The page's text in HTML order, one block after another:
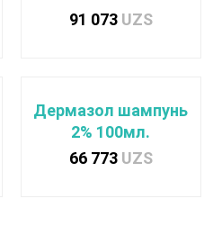
91 073 UZS
Дермазол шампунь
2% 100мл.
66 773 UZS